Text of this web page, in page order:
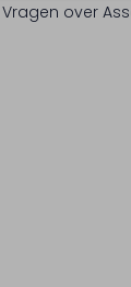
Vragen over